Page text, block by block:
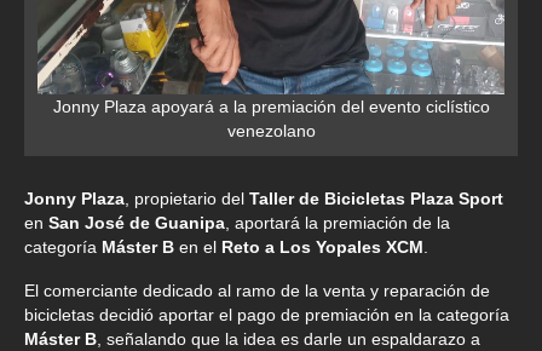
Jonny Plaza apoyará a la premiación del evento ciclístico
venezolano
Jonny Plaza , propietario del Taller de Bicicletas Plaza Sport
en San José de Guanipa , aportará la premiación de la
categoría Máster B en el Reto a Los Yopales XCM
El comerciante dedicado al ramo de la venta y reparación de
bicicletas decidió aportar el pago de premiación en la categoría
Máster B , señalando que la idea es darle un espaldarazo a